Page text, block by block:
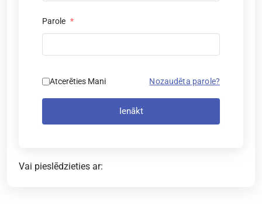
Parole *
Atcerēties Mani Nozaudēta parole?
Ienākt
Vai pieslēdzieties ar: